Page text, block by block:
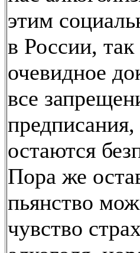
этим
в России,
очевидное
все
остаются
Пора же
пьянство
чувство